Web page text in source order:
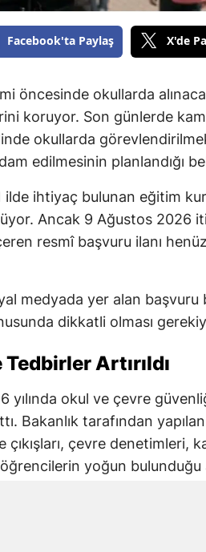
Facebook'ta Paylaş X'de
öncesinde okullarda
koruyor. Son günlerde
okullarda
edilmesinin planlandığı
ihtiyaç bulunan eğitim
Ancak 9 Ağustos 2026
resmî başvuru ilanı
medyada yer alan başvuru
dikkatli olması
Artırıldı
yılında okul ve çevre
Bakanlık tarafından
çıkışları, çevre denetimleri,
yoğun